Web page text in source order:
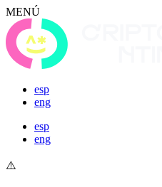
MENÚ
esp
eng
esp
eng